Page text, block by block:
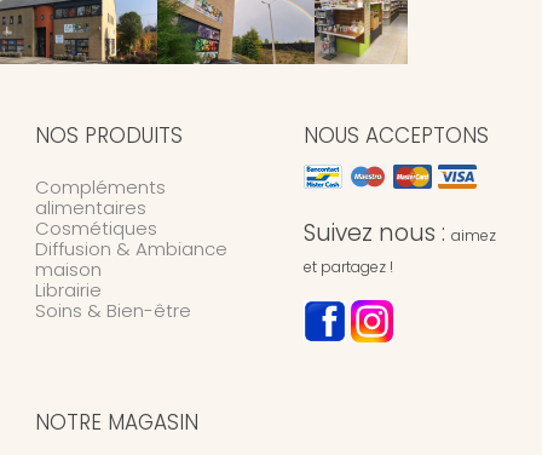
NOS PRODUITS
Compléments
alimentaires
Cosmétiques
Diffusion & Ambiance
maison
Librairie
Soins & Bien-être
NOUS ACCEPTONS
Suivez nous : aimez
et partagez !
NOTRE MAGASIN